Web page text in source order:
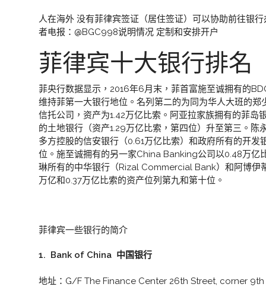
人在海外 没有菲律宾签证（居住签证）可以协助前往银
者电报：@BGC998说明情况 定制和安排开户
菲律宾十大银行排名
菲央行数据显示，2016年6月末，菲首富施至诚拥有的
维持菲第一大银行地位。名列第二的为同为华人大班的
信托公司，资产为1.42万亿比索。阿亚拉家族拥有的菲岛
的土地银行（资产1.29万亿比索，第四位）升至第三。
多方控股的信安银行（0.61万亿比索）和政府所有的开
位。施至诚拥有的另一家China Banking公司以0.48万亿
琳所有的中华银行（Rizal Commercial Bank）和阿博伊
万亿和0.37万亿比索的资产位列第九和第十位。
菲律宾一些银行的简介
1. Bank of China 中国银行
地址：G/F The Finance Center 26th Street, corner